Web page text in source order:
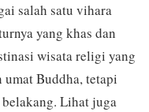
salah satu vihara
yang khas dan
wisata religi yang
Buddha, tetapi
Lihat juga